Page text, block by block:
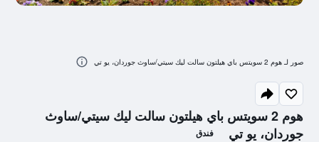
هوم 2 سويتس باي هيلتون سالت ليك سيتي/ساوث
جوردان، يو تي
فندق
صور لـ هوم 2 سويتس باي هيلتون سالت ليك سيتي/ساوث جوردان، يو تي